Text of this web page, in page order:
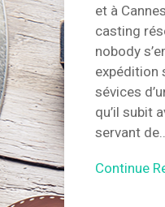
et à
casting
nobody
expédition
sévices
qu’il subit
servant
Continue